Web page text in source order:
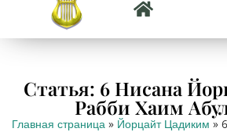
Статья: 6 Нисана
Рабби Хаим
Главная страница » Йорцайт Цадиким »